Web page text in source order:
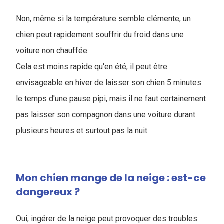
Non, même si la température semble clémente, un
chien peut rapidement souffrir du froid dans une
voiture non chauffée.
Cela est moins rapide qu'en été, il peut être
envisageable en hiver de laisser son chien 5 minutes
le temps d'une pause pipi, mais il ne faut certainement
pas laisser son compagnon dans une voiture durant
plusieurs heures et surtout pas la nuit.
Mon chien mange de la neige : est-ce
dangereux ?
Oui, ingérer de la neige peut provoquer des troubles